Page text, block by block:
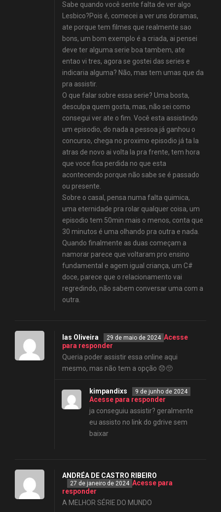
Sabe quando você sente falta de ver algo
Lesbico?Pois é, comecei a ver uns doramas,
ate porque tem filmes que realmente sao
bons, um bom exemplo é a criada, ai pensei
deve ter alguma serie boa tambem, ate
entao vi tres, agora se gostei das series e
indicaria alguma? Não, mas tem umas que da
pra assistir.
O que falar sobre essa serie? Uma bosta,
desculpa quem gosta, mas, não sei como
consegui ver ate o fim. Você esta assistindo
um episodio, do nada a pessoa já ganhou o
concurso, chega no proximo episodio já ta la
atras de novo ai volta la pra frente, tem hora
que voce fica perdida no que esta
acontecendo porque não sabe se é passado
ou presente.
Sobre o casal, pensa numa falta quimica,
uma eternidade pra rolar qualquer coisa, um
episodio tem 50min mais o menos, conta que
30 minutos é uma olhando pra outra e nada.
Quando finalmente as duas começam a
namorar parece que voltaram pro ensino
fundamental e agem igual criança, um C#
doce, parece que o relacionamento vai
regredindo, não sabem conversar uma com a
outra.
Ias Oliveira 29 de maio de 2024 Acesse
para responder
Queria poder assistir essa online aqui
mesmo, mas não tem a opção 😞🥺
kimpandixs 9 de junho de 2024
Acesse para responder
ja conseguiu assistir? geralmente
eu assisto no link do gdrive sem
baixar
ANDRÉA DE CASTRO RIBEIRO
27 de janeiro de 2024 Acesse para
responder
A MELHOR SÉRIE DO MUNDO